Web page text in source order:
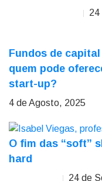
24
Fundos de
quem pode
start-up?
4 de Agosto, 2025
O fim das “soft”
hard
24 de